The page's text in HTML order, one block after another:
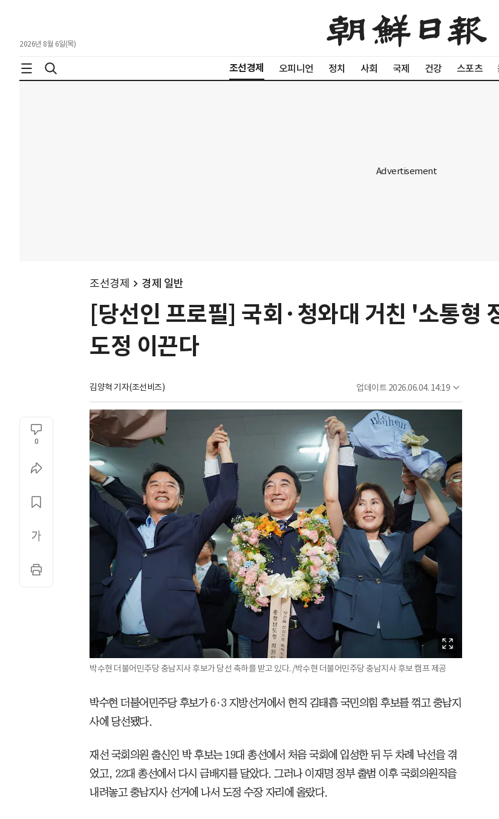
2026년 8월 6일(목)
조선경제 오피니언 정치 사회 국제 건강 스포츠
조선경제 경제 일반
[당선인 프로필] 국회·청와대 거친 '소통형
도정 이끈다
김양혁 기자(조선비즈) 업데이트 2026.06.04. 14:19
0
박수현 더불어민주당 충남지사 후보가 당선 축하를 받고 있다. /박수현 더불어민주당 충남지사 후보 캠프 제공
박수현 더불어민주당 후보가 6·3 지방선거에서 현직 김태흠 국민의힘 후보를 꺾고 충남지
사에 당선됐다.
재선 국회의원 출신인 박 후보는 19대 총선에서 처음 국회에 입성한 뒤 두 차례 낙선을 겪
었고, 22대 총선에서 다시 금배지를 달았다. 그러나 이재명 정부 출범 이후 국회의원직을
내려놓고 충남지사 선거에 나서 도정 수장 자리에 올랐다.